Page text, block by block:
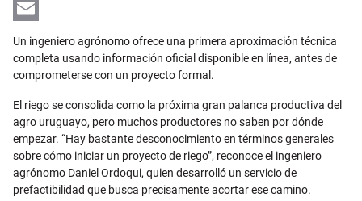
LinkedIn
Email
Un ingeniero agrónomo ofrece una primera aproximación técnica
completa usando información oficial disponible en línea, antes de
comprometerse con un proyecto formal.
El riego se consolida como la próxima gran palanca productiva del
agro uruguayo, pero muchos productores no saben por dónde
empezar. “Hay bastante desconocimiento en términos generales
sobre cómo iniciar un proyecto de riego”, reconoce el ingeniero
agrónomo Daniel Ordoqui, quien desarrolló un servicio de
prefactibilidad que busca precisamente acortar ese camino.